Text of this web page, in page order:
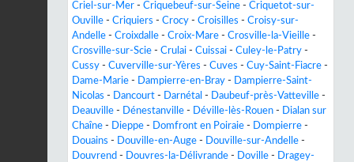
Criel-sur-Mer - Criquebeuf-sur-Seine - Criquetot-sur-
Ouville - Criquiers - Crocy - Croisilles - Croisy-sur-
Andelle - Croixdalle - Croix-Mare - Crosville-la-Vieille -
Crosville-sur-Scie - Crulai - Cuissai - Culey-le-Patry -
Cussy - Cuverville-sur-Yères - Cuves - Cuy-Saint-Fiacre -
Dame-Marie - Dampierre-en-Bray -
Dampierre-Saint-
Nicolas - Dancourt - Darnétal - Daubeuf-près-Vatteville -
Deauville - Dénestanville - Déville-lès-Rouen -
Dialan sur
Chaîne - Dieppe - Domfront en Poiraie - Dompierre -
Douains - Douville-en-Auge - Douville-sur-Andelle -
Douvrend - Douvres-la-Délivrande - Doville -
Dragey-